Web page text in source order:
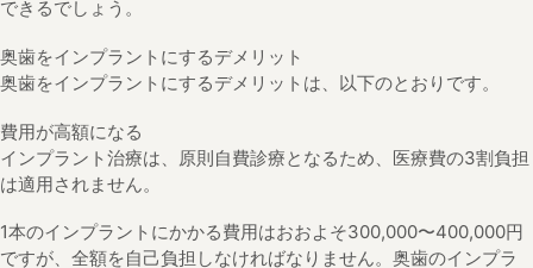
できるでしょう。
奥歯をインプラントにするデメリット
奥歯をインプラントにするデメリットは、以下のとおりです。
費用が高額になる
インプラント治療は、原則自費診療となるため、医療費の3割負担
は適用されません。
1本のインプラントにかかる費用はおおよそ300,000〜400,000円
ですが、全額を自己負担しなければなりません。奥歯のインプラ